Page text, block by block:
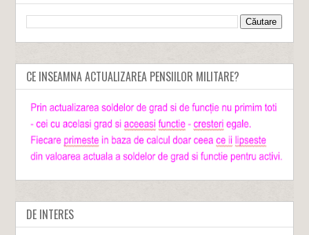
CE INSEAMNA ACTUALIZAREA PENSIILOR MILITARE?
DE INTERES